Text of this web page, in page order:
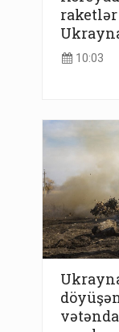
raketlər
10:03